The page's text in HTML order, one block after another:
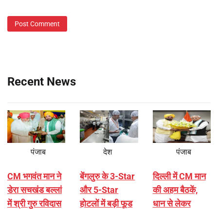
Recent News
पंजाब
CM भगवंत मान ने
डेरा सचखंड बल्लां
में श्री गुरु रविदास
देश
बेंगलुरु के 3-Star
और 5-Star
होटलों में बड़ी फूड
पंजाब
दिल्ली में CM मान
की अहम बैठकें,
धान से लेकर